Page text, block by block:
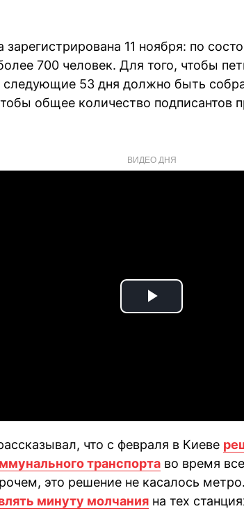
11 ноября: по
700 человек. Для того, чтобы
следующие 53 дня должно быть
общее количество подписантов
ВИДЕО ДНЯ
Play
что с февраля в Киеве
транспорта во время
это решение не касалось
минуту молчания на тех